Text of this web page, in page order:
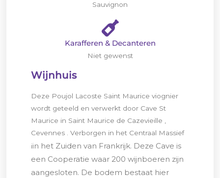
Sauvignon
Karafferen & Decanteren
Niet gewenst
Wijnhuis
Deze Poujol Lacoste Saint Maurice viognier
wordt geteeld en verwerkt door Cave St
Maurice in Saint Maurice de Cazevieille ,
Cevennes . Verborgen in het Centraal Massief
iin het Zuiden van Frankrijk. Deze Cave is
een Cooperatie waar 200 wijnboeren zijn
aangesloten. De bodem bestaat hier